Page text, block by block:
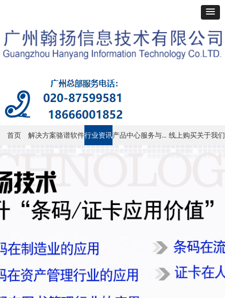
首页 解决方案骆谱软件行业资讯产品中心 服务与支持 线上购买关于我们